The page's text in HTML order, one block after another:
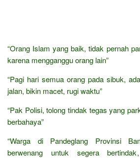
“Orang Islam yang baik, tidak pernah
karena mengganggu orang lain”
“Pagi hari semua orang pada sibuk,
jalan, bikin macet, rugi waktu”
“Pak Polisi, tolong tindak tegas yang
berbahaya”
“Warga di Pandeglang Provinsi
berwenang untuk segera